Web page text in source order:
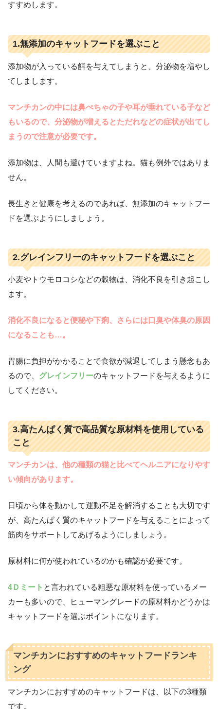
すすめします。
1.無添加のキャットフードを選ぶこと
添加物が入っている餌を与えてしまうと、分泌物を増やし
てしまします。
マンチカンの中には鼻ぺちゃの子や耳が垂れている子など
もいるので、分泌物が増えるとただれなどの症状が出てし
まうので注意が必要です。
添加物は、人間も避けていますよね。猫も例外ではありま
せん。
長生きと健康を考えるのであれば、無添加のキャットフー
ドを選ぶようにしましょう。
2.グレインフリーのキャットフードを選ぶこと
小麦やトウモロコシなどの穀物は、消化不良を引き起こし
ます。
消化不良になると便秘や下痢、さらには口臭や体臭の原因
になることも…。
胃腸に負担がかかることで食欲が減退してしまう懸念もあ
るので、 グレインフリーのキャットフードを与えるように
してください。
3.高たんぱく質で高品質な原材料を使用している
こと
マンチカンは、他の種類の猫と比べてヘルニアになりやす
い傾向があります。
日頃から体を動かして運動不足を解消することも大切です
が、高たんぱく質のキャットフードを与えることによって
筋肉をサポートしてあげるようにしましょう。
原材料に何が使われているのかも確認が必要です。
4Ｄミート と言われている粗悪な原材料を使っているメー
カーも多いので、ヒューマングレードの原材料かどうかは
キャットフードを選ぶポイントになります。
マンチカンにおすすめのキャットフードランキ
ング
マンチカンにおすすめのキャットフードは、以下の3種類
です。